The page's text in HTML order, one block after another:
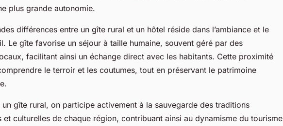
plus grande autonomie.
différences entre un gîte rural et un hôtel réside dans l’ambiance et le
Le gîte favorise un séjour à taille humaine, souvent géré par des
facilitant ainsi un échange direct avec les habitants. Cette proximité
le terroir et les coutumes, tout en préservant le patrimoine
un gîte rural, on participe activement à la sauvegarde des traditions
et culturelles de chaque région, contribuant ainsi au dynamisme du tourisme